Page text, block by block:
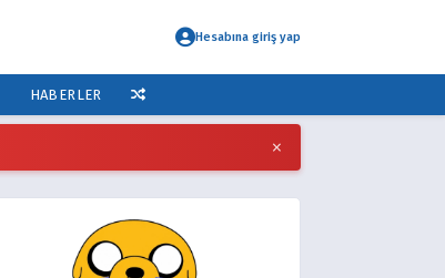
Hesabına giriş yap
HABERLER
×